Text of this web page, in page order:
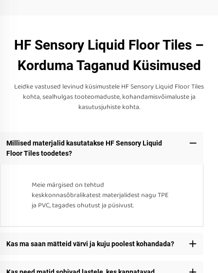
HF Sensory Liquid Floor Tiles –
Korduma Taganud Küsimused
Leidke vastused levinud küsimustele HF Sensory Liquid Floor Tiles
kohta, sealhulgas tooteomaduste, kohandamisvõimaluste ja
kasutusjuhiste kohta.
Millised materjalid kasutatakse HF Sensory Liquid
Floor Tiles toodetes?
Meie märgised on tehtud
keskkonnasõbralikatest materjalidest nagu TPE
ja PVC, tagades ohutust ja püsivust.
Kas ma saan mätteid värvi ja kuju poolest kohandada?